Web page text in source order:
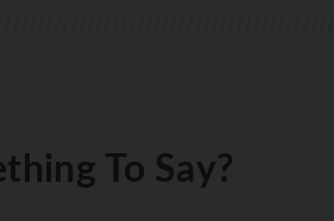
To Say?